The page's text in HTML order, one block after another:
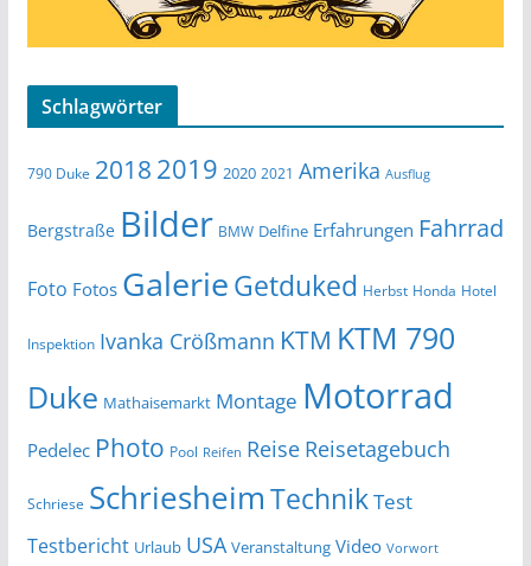
Schlagwörter
790 Duke 2018 2019 2020 2021 Amerika Ausflug
Bergstraße Bilder BMW Delfine Erfahrungen Fahrrad
Foto Fotos GalerieGetduked Herbst Honda Hotel
Inspektion Ivanka Crößmann KTM KTM 790
Duke Mathaisemarkt Montage Motorrad
Pedelec Photo Pool Reifen Reise Reisetagebuch
Schriese SchriesheimTechnikTest
Testbericht Urlaub USA Veranstaltung Video Vorwort